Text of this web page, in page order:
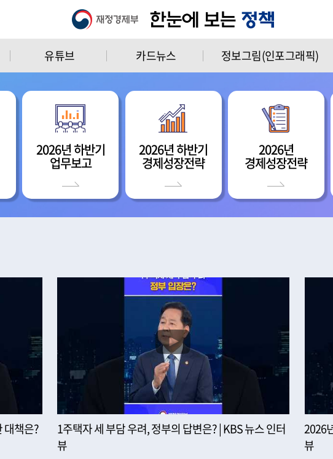
유튜브 카드뉴스 정보그림(인포그래픽)
2026년 하반기
업무보고
2026년 하반기
경제성장전략
2026년
경제성장전략
대책은?
1주택자 세 부담 우려, 정부의 답변은? | KBS 뉴스 인터
뷰
2026
뷰